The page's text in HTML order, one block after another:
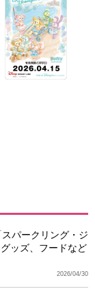
パークリング・ジ
ッズ、フードなど
2026/04/30